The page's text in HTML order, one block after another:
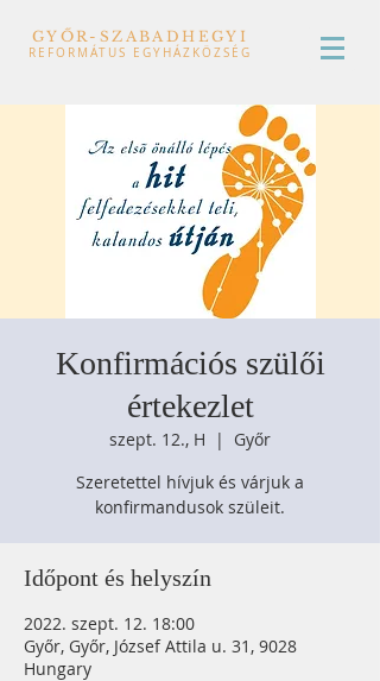
GYŐR-SZABADHEGYI
REFORMÁTUS EGYHÁZKÖZSÉG
Konfirmációs szülői
értekezlet
szept. 12., H
  |
Győr
Szeretettel hívjuk és várjuk a
konfirmandusok szüleit.
Időpont és helyszín
2022. szept. 12. 18:00
Győr, Győr, József Attila u. 31, 9028
Hungary